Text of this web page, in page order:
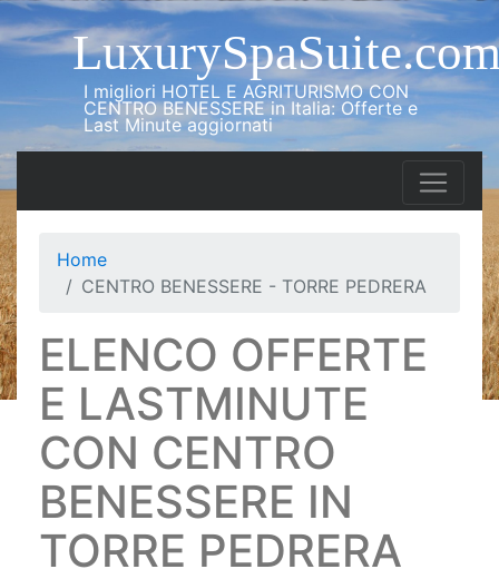
I migliori HOTEL E AGRITURISMO CON
CENTRO BENESSERE in Italia: Offerte e
Last Minute aggiornati
Home
CENTRO BENESSERE - TORRE PEDRERA
ELENCO OFFERTE
E LASTMINUTE
CON CENTRO
BENESSERE IN
TORRE PEDRERA